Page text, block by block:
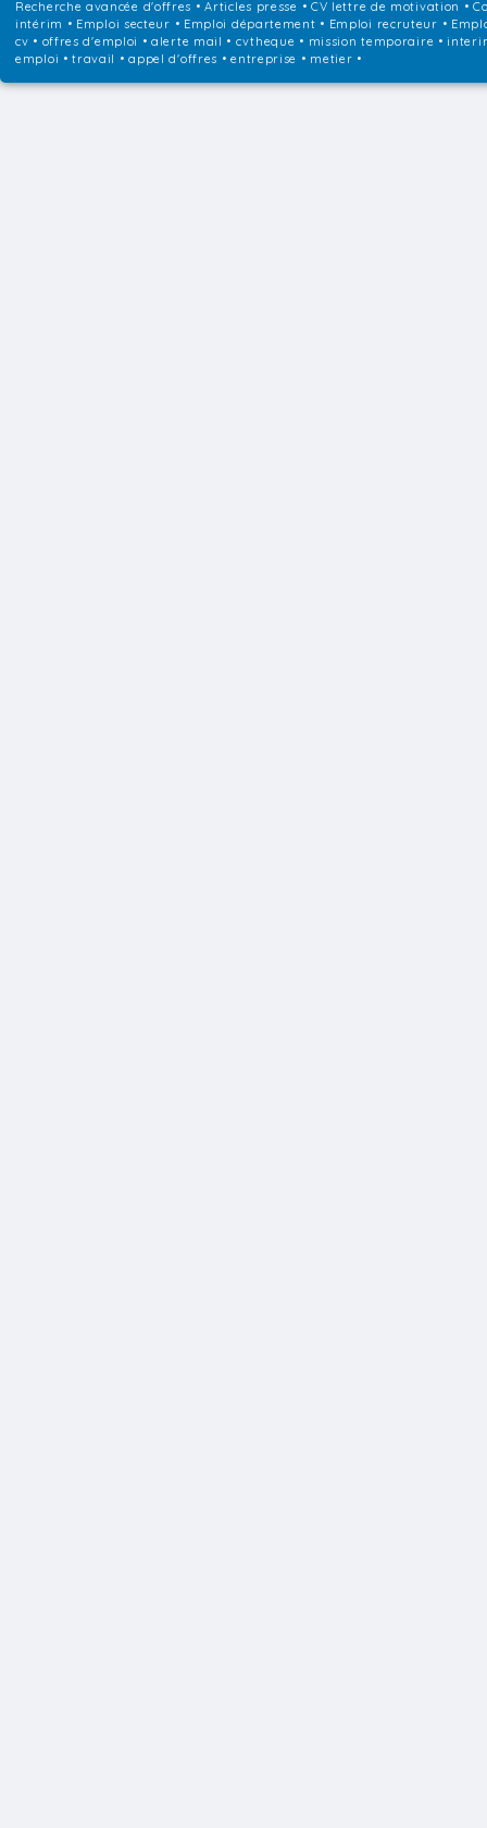
Recherche avancée d'offres •Articles presse • CV lettre de motivation •
intérim • Emploi secteur • Emploi département • Emploi recruteur •
cv • offres d'emploi • alerte mail • cvtheque • mission temporaire •
emploi • travail • appel d'offres • entreprise • metier •